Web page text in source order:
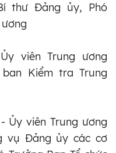
thư Đảng ủy, Phó
viên Trung ương
Kiểm tra Trung
- Ủy viên Trung ương
vụ Đảng ủy các cơ